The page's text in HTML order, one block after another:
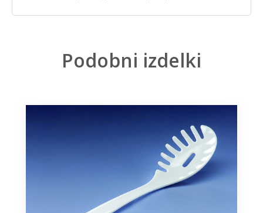
Podobni izdelki